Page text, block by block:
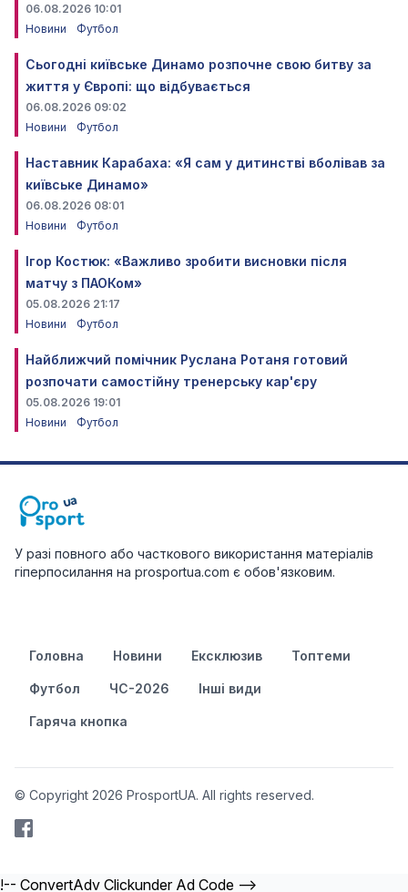
06.08.2026 10:01
Новини
Футбол
Сьогодні київське Динамо розпочне свою битву за
життя у Європі: що відбувається
06.08.2026 09:02
Новини
Футбол
Наставник Карабаха: «Я сам у дитинстві вболівав за
київське Динамо»
06.08.2026 08:01
Новини
Футбол
Ігор Костюк: «Важливо зробити висновки після
матчу з ПАОКом»
05.08.2026 21:17
Новини
Футбол
Найближчий помічник Руслана Ротаня готовий
розпочати самостійну тренерську кар'єру
05.08.2026 19:01
Новини
Футбол
У разі повного або часткового використання матеріалів
гіперпосилання на prosportua.com є обов'язковим.
Головна Новини Ексклюзив Топтеми
Футбол ЧС-2026 Інші види
Гаряча кнопка
© Copyright 2026 ProsportUA. All rights reserved.
!-- ConvertAdv Clickunder Ad Code -->